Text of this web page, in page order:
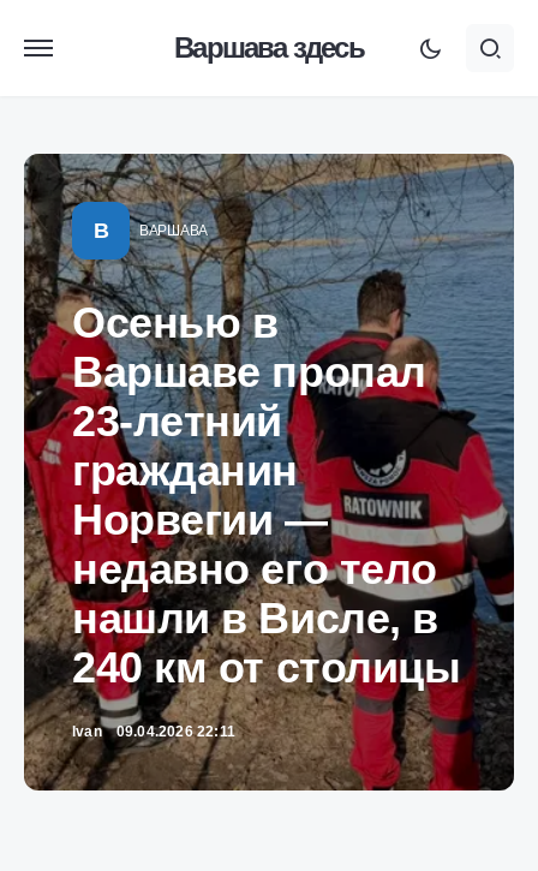
Варшава здесь
В ВАРШАВА
Осенью в
Варшаве пропал
23-летний
гражданин
Норвегии —
недавно его тело
нашли в Висле, в
240 км от столицы
Ivan 09.04.2026 22:11